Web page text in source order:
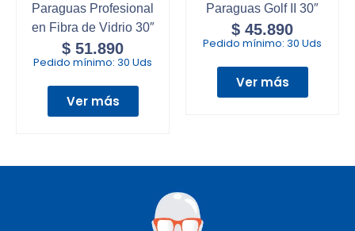
Paraguas Profesional
en Fibra de Vidrio 30″
$ 51.890
Pedido mínimo: 30 Uds
Ver más
Paraguas Golf II 30″
$ 45.890
Pedido mínimo: 30 Uds
Ver más